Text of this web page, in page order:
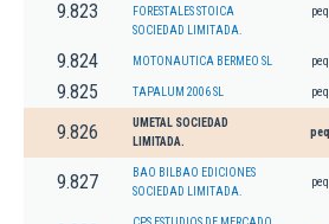
9.823
FORESTALES STOICA
SOCIEDAD LIMITADA.
9.824 MOTONAUTICA BERMEO SL
9.825 TAPALUM 2006 SL
9.826
UMETAL SOCIEDAD
LIMITADA.
9.827
BAO BILBAO EDICIONES
SOCIEDAD LIMITADA.